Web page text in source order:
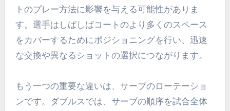
トのプレー方法に影響を与える可能性がありま
す。選手はしばしばコートのより多くのスペース
をカバーするためにポジショニングを行い、迅速
な交換や異なるショットの選択につながります。
もう一つの重要な違いは、サーブのローテーショ
ンです。ダブルスでは、サーブの順序を試合全体